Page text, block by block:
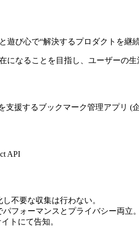
び心で“解決するプロダクトを継
なることを目指し、ユーザーの
支援するブックマーク管理アプリ (
API
不要な収集は行わない。
フォーマンスとプライバシー両立。
トにて告知。